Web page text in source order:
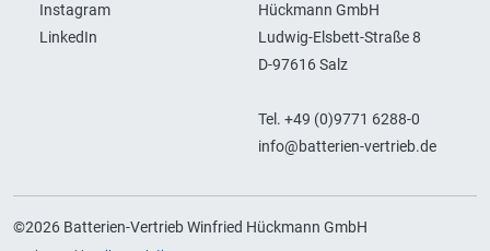
Instagram
LinkedIn
Hückmann GmbH
Ludwig-Elsbett-Straße 8
D-97616 Salz
Tel. +49 (0)9771 6288-0
info@batterien-vertrieb.de
©2026 Batterien-Vertrieb Winfried Hückmann GmbH